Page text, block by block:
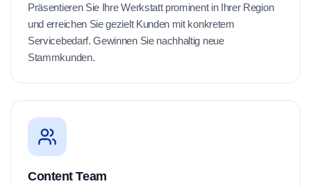
Präsentieren Sie Ihre Werkstatt prominent in Ihrer Region
und erreichen Sie gezielt Kunden mit konkretem
Servicebedarf. Gewinnen Sie nachhaltig neue
Stammkunden.
Content Team